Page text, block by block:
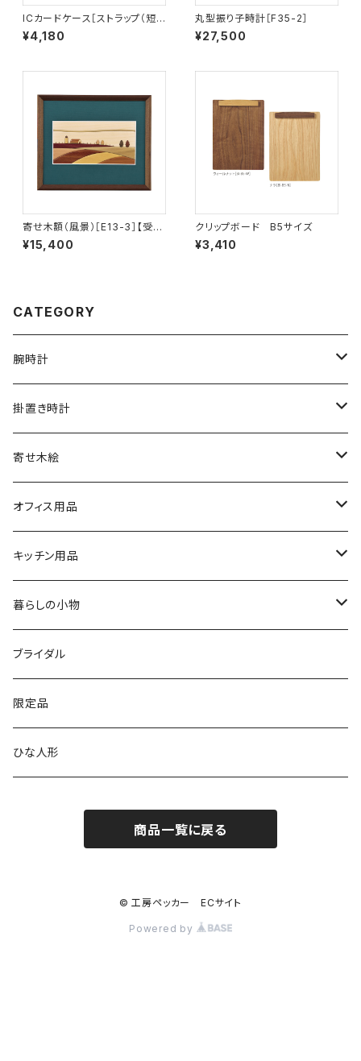
ICカードケース［ストラップ（短）
付き］（窓付き）サッチーネ［IC-2
S］
¥4,180
丸型振り子時計［F35-2］
¥27,500
寄せ木額（風景）［E13-3］【受注
生産品】
¥15,400
クリップボード B5サイズ
¥3,410
CATEGORY
腕時計
文字盤シングルタイプ
シルバーリングタイプ
シルバーリングタイプ
シルバーリングプレミアム
文字盤ツートンタイプ
寄木タイプ
プレミアムタイプ
腕時計用ディスプレイ
掛置き時計
ふくろう時計
振り子時計
丸型・耳付き振り子時計
切り株振り子時計
掛置時計
MARU時計
寄せ木絵
ふくろう
風景
思い出
オフィス用品
USBメモリー
銘木シリーズ
アートシリーズ
ICカードケース
シンプル
窓付き
IDカードケース
窓付き
名刺サイズ
クリップボード
キッチン用品
カッティングボード
暮らしの小物
スイッチプレート
標準
ワイド
表札
ペーパーホルダー
ナンバープレートキーホルダー
ブライダル
限定品
ひな人形
商品一覧に戻る
© 工房ペッカー ECサイト
Powered by